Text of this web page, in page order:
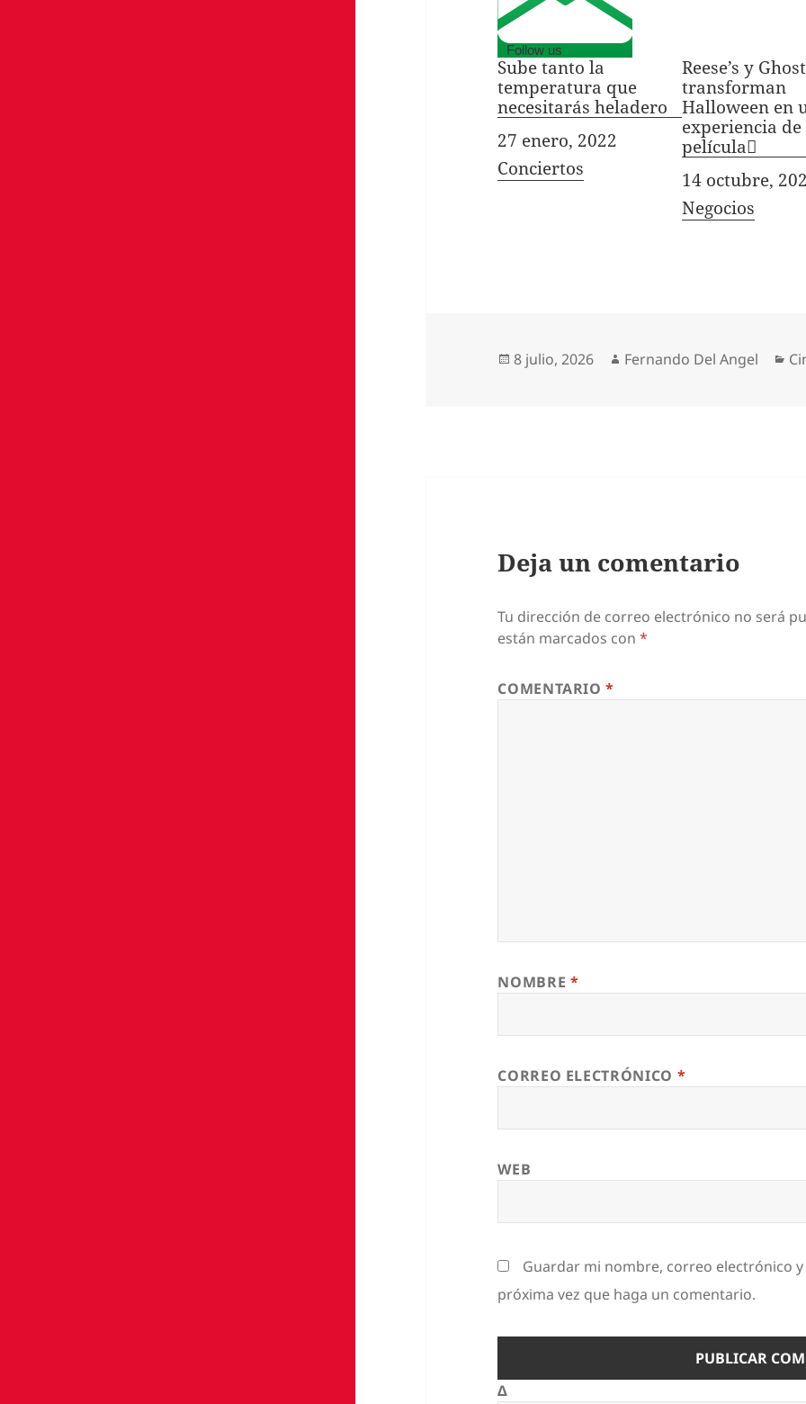
Follow us
Sube tanto la
temperatura que
necesitarás heladero
Fecha
27 enero, 2022
In relation to
Conciertos
Reese’s y
transforman
Halloween en
experiencia de
película
Fecha
14 octubre,
In relation to
Negocios
Publicado
8 julio, 2026 Autor
Fernando Del Angel
Deja un comentario
Tu dirección de correo electrónico no será
están marcados con*
COMENTARIO*
NOMBRE *
CORREO ELECTRÓNICO *
WEB
Guardar mi nombre, correo electrónico
próxima vez que haga un comentario.
Δ